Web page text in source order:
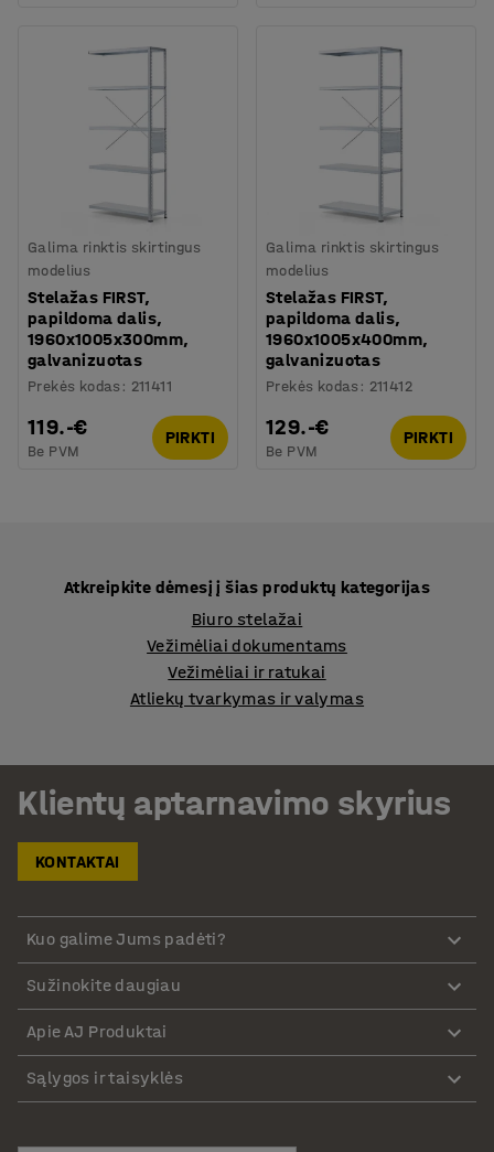
Galima rinktis skirtingus
modelius
Stelažas FIRST,
papildoma dalis,
1960x1005x300mm,
galvanizuotas
Prekės kodas : 211411
119.-€
Be PVM
PIRKTI
Galima rinktis skirtingus
modelius
Stelažas FIRST,
papildoma dalis,
1960x1005x400mm,
galvanizuotas
Prekės kodas : 211412
129.-€
Be PVM
PIRKTI
Atkreipkite dėmesį į šias produktų kategorijas
Biuro stelažai
Vežimėliai dokumentams
Vežimėliai ir ratukai
Atliekų tvarkymas ir valymas
Klientų aptarnavimo skyrius
KONTAKTAI
Kuo galime Jums padėti?
Sužinokite daugiau
Apie AJ Produktai
Sąlygos ir taisyklės